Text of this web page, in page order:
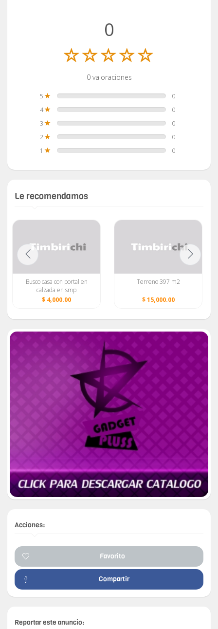
0
0 valoraciones
5
0
4
0
3
0
2
0
1
0
Le recomendamos
Busco casa con portal en
calzada en smp
$ 4,000.00
Terreno 397 m2
$ 15,000.00
Acciones:
Favorito
Compartir
Reportar este anuncio: